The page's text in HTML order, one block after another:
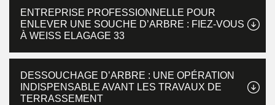
ENTREPRISE PROFESSIONNELLE POUR
ENLEVER UNE SOUCHE D’ARBRE : FIEZ-VOUS
À WEISS ELAGAGE 33
DESSOUCHAGE D’ARBRE : UNE OPÉRATION
INDISPENSABLE AVANT LES TRAVAUX DE
TERRASSEMENT